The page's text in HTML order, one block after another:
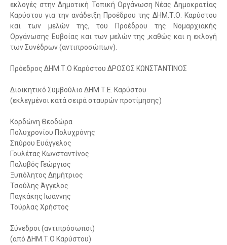
εκλογές στην Δημοτική Τοπική Οργάνωση Νέας Δημοκρατίας
Καρύστου για την ανάδειξη Προέδρου της ΔΗΜ.Τ.Ο. Καρύστου
και των μελών της, του Προέδρου της Νομαρχιακής
Οργάνωσης Ευβοίας και των μελών της ,καθώς και η εκλογή
των Συνέδρων (αντιπροσώπων).
Πρόεδρος ΔΗΜ.Τ.Ο Καρύστου ΔΡΟΣΟΣ ΚΩΝΣΤΑΝΤΙΝΟΣ
Διοικητικό Συμβούλιο ΔΗΜ.Τ.Ε. Καρύστου
(εκλεγμένοι κατά σειρά σταυρών προτίμησης)
Κορδώνη Θεοδώρα
Πολυχρονίου Πολυχρόνης
Σπύρου Ευάγγελος
Γουλέτας Κωνσταντίνος
Παλυβός Γεώργιος
Ξυπόλητος Δημήτριος
Τσούλης Άγγελος
Παγκάκης Ιωάννης
Τούρλας Χρήστος
Σύνεδροι (αντιπρόσωποι)
(από ΔΗΜ.Τ.Ο Καρύστου)